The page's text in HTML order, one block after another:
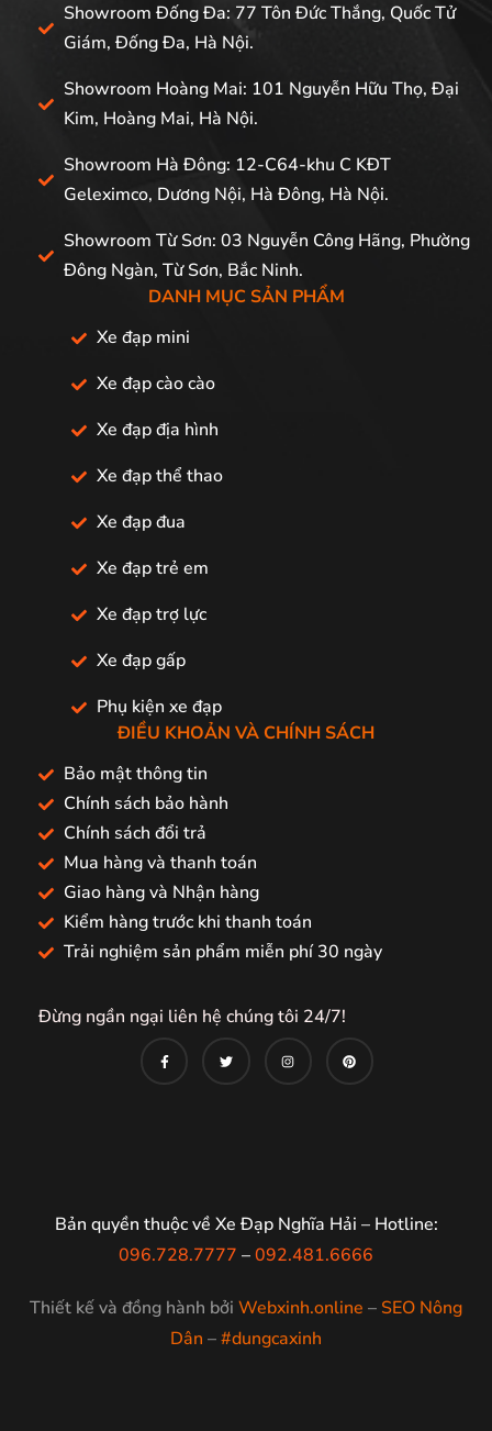
Showroom Đống Đa: 77 Tôn Đức Thắng, Quốc Tử
Giám, Đống Đa, Hà Nội.
Showroom Hoàng Mai: 101 Nguyễn Hữu Thọ, Đại
Kim, Hoàng Mai, Hà Nội.
Showroom Hà Đông: 12-C64-khu C KĐT
Geleximco, Dương Nội, Hà Đông, Hà Nội.
Showroom Từ Sơn: 03 Nguyễn Công Hãng, Phường
Đông Ngàn, Từ Sơn, Bắc Ninh.
DANH MỤC SẢN PHẨM
Xe đạp mini
Xe đạp cào cào
Xe đạp địa hình
Xe đạp thể thao
Xe đạp đua
Xe đạp trẻ em
Xe đạp trợ lực
Xe đạp gấp
Phụ kiện xe đạp
ĐIỀU KHOẢN VÀ CHÍNH SÁCH
Bảo mật thông tin
Chính sách bảo hành
Chính sách đổi trả
Mua hàng và thanh toán
Giao hàng và Nhận hàng
Kiểm hàng trước khi thanh toán
Trải nghiệm sản phẩm miễn phí 30 ngày
Đừng ngần ngại liên hệ chúng tôi 24/7!
Bản quyền thuộc về Xe Đạp Nghĩa Hải – Hotline:
096.728.7777 –092.481.6666
Thiết kế và đồng hành bởi Webxinh.online – SEO Nông
Dân –#dungcaxinh